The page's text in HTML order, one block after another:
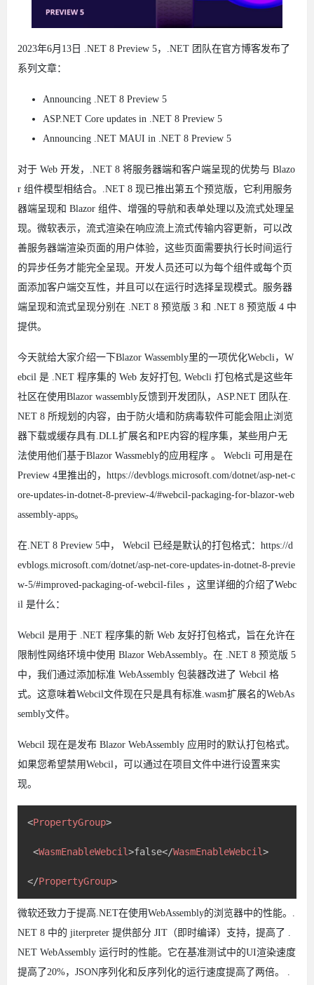
2023年6月13日 .NET 8 Preview 5，.NET 团队在官方博客发布了
系列文章：
Announcing .NET 8 Preview 5
ASP.NET Core updates in .NET 8 Preview 5
Announcing .NET MAUI in .NET 8 Preview 5
对于 Web 开发，.NET 8 将服务器端和客户端呈现的优势与 Blazo
r 组件模型相结合。.NET 8 现已推出第五个预览版，它利用服务
器端呈现和 Blazor 组件、增强的导航和表单处理以及流式处理呈
现。微软表示，流式渲染在响应流上流式传输内容更新，可以改
善服务器端渲染页面的用户体验，这些页面需要执行长时间运行
的异步任务才能完全呈现。开发人员还可以为每个组件或每个页
面添加客户端交互性，并且可以在运行时选择呈现模式。服务器
端呈现和流式呈现分别在 .NET 8 预览版 3 和 .NET 8 预览版 4 中
提供。
今天就给大家介绍一下Blazor Wassembly里的一项优化Webcli，W
ebcil 是 .NET 程序集的 Web 友好打包, Webcli 打包格式是这些年
社区在使用Blazor wassembly反馈到开发团队，ASP.NET 团队在.
NET 8 所规划的内容，由于防火墙和防病毒软件可能会阻止浏览
器下载或缓存具有.DLL扩展名和PE内容的程序集，某些用户无
法使用他们基于Blazor Wassmebly的应用程序 。 Webcli 可用是在
Preview 4里推出的，https://devblogs.microsoft.com/dotnet/asp-net-c
ore-updates-in-dotnet-8-preview-4/#webcil-packaging-for-blazor-web
assembly-apps。
在.NET 8 Preview 5中， Webcil 已经是默认的打包格式：https://d
evblogs.microsoft.com/dotnet/asp-net-core-updates-in-dotnet-8-previe
w-5/#improved-packaging-of-webcil-files ，这里详细的介绍了Webc
il 是什么：
Webcil 是用于 .NET 程序集的新 Web 友好打包格式，旨在允许在
限制性网络环境中使用 Blazor WebAssembly。在 .NET 8 预览版 5
中，我们通过添加标准 WebAssembly 包装器改进了 Webcil 格
式。这意味着Webcil文件现在只是具有标准.wasm扩展名的WebAs
sembly文件。
Webcil 现在是发布 Blazor WebAssembly 应用时的默认打包格式。
如果您希望禁用Webcil，可以通过在项目文件中进行设置来实
现。
<PropertyGroup>
<WasmEnableWebcil>false</WasmEnableWebcil>
</PropertyGroup>
微软还致力于提高.NET在使用WebAssembly的浏览器中的性能。.
NET 8 中的 jiterpreter 提供部分 JIT（即时编译）支持，提高了 .
NET WebAssembly 运行时的性能。它在基准测试中的UI渲染速度
提高了20%，JSON序列化和反序列化的运行速度提高了两倍。 .